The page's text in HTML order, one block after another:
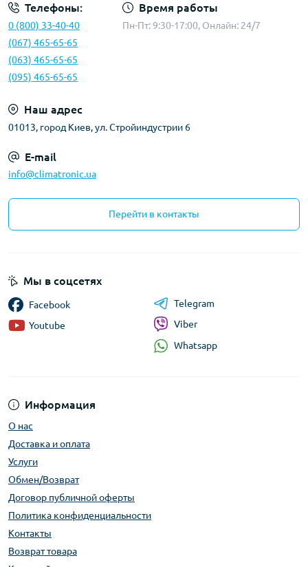
Телефоны:
0 (800) 33-40-40
(067) 465-65-65
(063) 465-65-65
(095) 465-65-65
Время работы
Пн-Пт: 9:30-17:00, Онлайн: 24/7
Наш адрес
01013, город Киев, ул. Стройиндустрии 6
E-mail
info@climatronic.ua
Перейти в контакты
Информация
О нас
Доставка и оплата
Услуги
Обмен/Возврат
Договор публичной оферты
Политика конфиденциальности
Контакты
Возврат товара
Мы в соцсетях
Facebook
Youtube
Telegram
Viber
Whatsapp